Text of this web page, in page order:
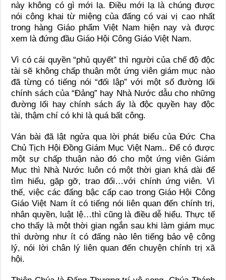
này không có gì mới lạ. Điều mới lạ là chúng được
nói công khai từ miệng của đấng có vai vị cao nhất
trong hàng Giáo phẩm Việt Nam hiện nay và được
xem là đứng đầu Giáo Hội Công Giáo Việt Nam.
Vì có cái quyền “phủ quyết” thì người của chế độ độc
tài sẽ không chấp thuận một ứng viên giám mục nào
đã từng có tiếng nói “đối lập” với một số đường lối
chính sách của “Đảng” hay Nhà Nước dẫu cho những
đường lối hay chính sách ấy là độc quyền hay độc
tài, thậm chí có khi là quá bất công.
Ván bài đã lật ngửa qua lời phát biểu của Đức Cha
Chủ Tịch Hội Đồng Giám Mục Việt Nam.. Để có được
một sự chấp thuận nào đó cho một ứng viên Giám
Mục thì Nhà Nước luôn có một thời gian khá dài để
tìm hiểu, gặp gỡ, trao đổi…với chính ứng viên. Vì
thế, việc các đấng bậc cấp cao trong Giáo Hội Công
Giáo Việt Nam ít có tiếng nói liên quan đến chính trị,
nhân quyền, luật lệ…thì cũng là điều dễ hiểu. Thực tế
cho thấy là một thời gian ngắn sau khi làm giám mục
thì dường như ít có đấng nào lên tiếng bảo vệ công
lý, nói lời chân lý liên quan đến chuyện chính trị xã
hội.